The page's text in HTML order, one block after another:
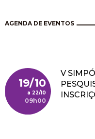
AGENDA DE EVENTOS
19/10
22/10
09h00
V